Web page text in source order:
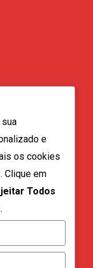
da Diáspora" |
e
os cookies
. Clique em
Todos